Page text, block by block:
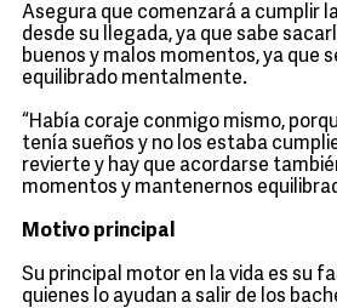
Asegura que comenzará a cumplir
desde su llegada, ya que sabe
buenos y malos momentos, ya que
equilibrado mentalmente.
“Había coraje conmigo mismo,
tenía sueños y no los estaba
revierte y hay que acordarse
momentos y mantenernos
Motivo principal
Su principal motor en la vida es su
quienes lo ayudan a salir de los